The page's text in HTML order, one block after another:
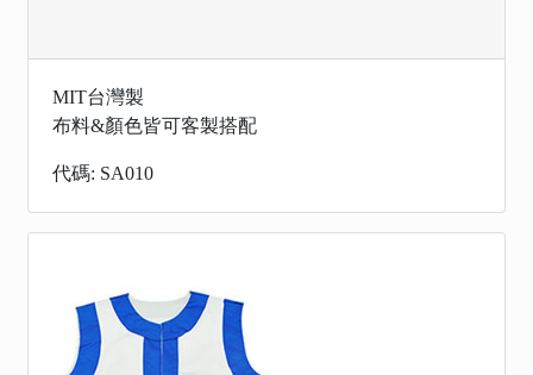
MIT台灣製
布料&顏色皆可客製搭配
代碼: SA010